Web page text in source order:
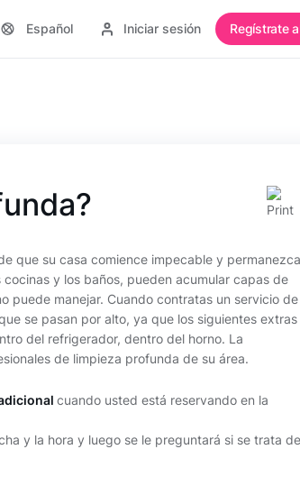
Español Iniciar sesión Regístrate
que su casa comience impecable y permanezca
y los baños, pueden acumular capas de
puede manejar. Cuando contratas un servicio de
se pasan por alto, ya que los siguientes extras
del refrigerador, dentro del horno. La
de limpieza profunda de su área.
cuando usted está reservando en la
y la hora y luego se le preguntará si se trata de